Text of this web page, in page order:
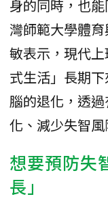
身的同時，也
灣師範大學體
敏表示，現代
式生活」長期
腦的退化，透
化、減少失智風
想要預防失
長」